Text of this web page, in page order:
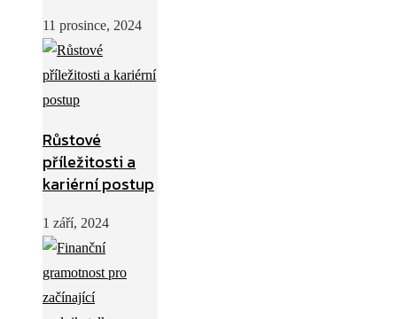
11 prosince, 2024
Růstové
příležitosti a
kariérní postup
1 září, 2024